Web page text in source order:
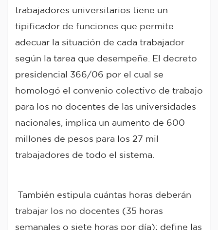
trabajadores universitarios tiene un
tipificador de funciones que permite
adecuar la situación de cada trabajador
según la tarea que desempeñe. El decreto
presidencial 366/06 por el cual se
homologó el convenio colectivo de trabajo
para los no docentes de las universidades
nacionales, implica un aumento de 600
millones de pesos para los 27 mil
trabajadores de todo el sistema.
También estipula cuántas horas deberán
trabajar los no docentes (35 horas
semanales o siete horas por día); define las